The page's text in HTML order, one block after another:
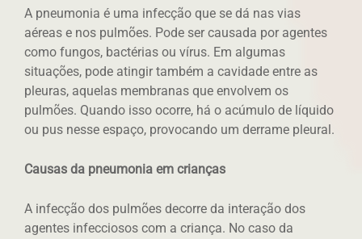
A pneumonia é uma infecção que se dá nas vias
aéreas e nos pulmões. Pode ser causada por agentes
como fungos, bactérias ou vírus. Em algumas
situações, pode atingir também a cavidade entre as
pleuras, aquelas membranas que envolvem os
pulmões. Quando isso ocorre, há o acúmulo de líquido
ou pus nesse espaço, provocando um derrame pleural.
Causas da pneumonia em crianças
A infecção dos pulmões decorre da interação dos
agentes infecciosos com a criança. No caso da